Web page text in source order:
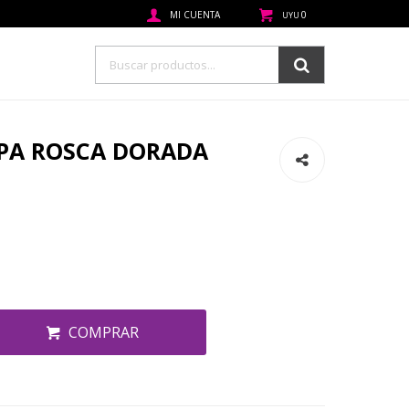
UYU 0
ROSCA DORADA
COMPRAR